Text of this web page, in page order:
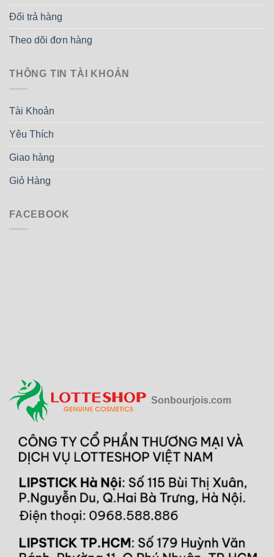
Đổi trả hàng
Theo dõi đơn hàng
THÔNG TIN TÀI KHOẢN
Tài Khoản
Yêu Thích
Giao hàng
Giỏ Hàng
FACEBOOK
Sonbourjois.com